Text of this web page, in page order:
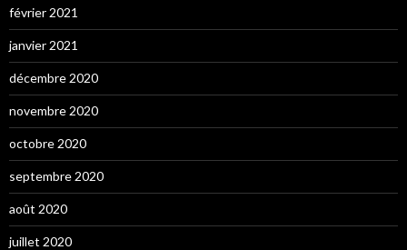
février 2021
janvier 2021
décembre 2020
novembre 2020
octobre 2020
septembre 2020
août 2020
juillet 2020